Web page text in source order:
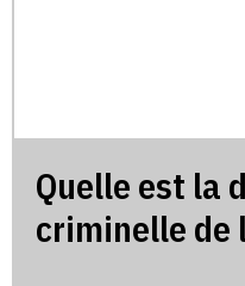
Quelle est la
criminelle de